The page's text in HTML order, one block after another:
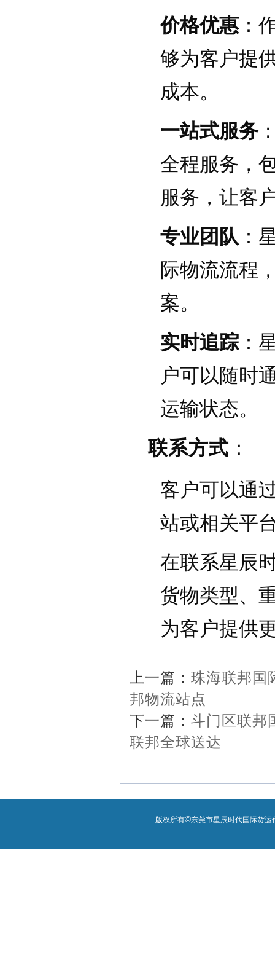
价格优惠：
够为客户提
成本。
一站式服务
全程服务，
服务，让客
专业团队 ：
际物流流程
案。
实时追踪：
户可以随时
运输状态。
联系方式 ：
客户可以通
站或相关平
在联系星辰
货物类型、
为客户提供
上一篇： 珠海联邦国
邦物流站点
下一篇： 斗门区联邦
联邦全球送达
版权所有©东莞市星辰时代国际货